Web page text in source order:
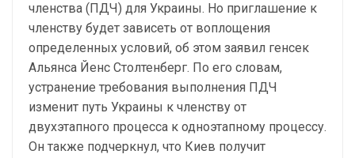
членства (ПДЧ) для Украины. Но приглашение к
членству будет зависеть от воплощения
определенных условий, об этом заявил генсек
Альянса Йенс Столтенберг. По его словам,
устранение требования выполнения ПДЧ
изменит путь Украины к членству от
двухэтапного процесса к одноэтапному процессу.
Он также подчеркнул, что Киев получит